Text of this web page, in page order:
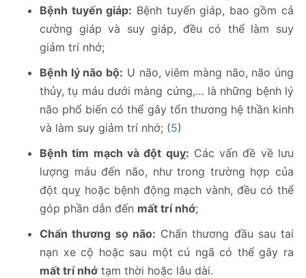
Bệnh tuyến giáp: Bệnh tuyến giáp, bao gồm cả
cường giáp và suy giáp, đều có thể làm suy
giảm trí nhớ;
Bệnh lý não bộ: U não, viêm màng não, não úng
thủy, tụ máu dưới màng cứng,… là những bệnh lý
não phổ biến có thể gây tổn thương hệ thần kinh
và làm suy giảm trí nhớ; (5)
Bệnh tim mạch và đột quỵ: Các vấn đề về lưu
lượng máu đến não, như trong trường hợp của
đột quỵ hoặc bệnh động mạch vành, đều có thể
góp phần dẫn đến mất trí nhớ;
Chấn thương sọ não: Chấn thương đầu sau tai
nạn xe cộ hoặc sau một cú ngã có thể gây ra
mất trí nhớ tạm thời hoặc lâu dài.